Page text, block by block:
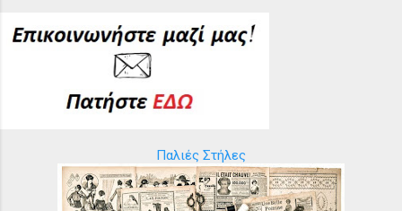
Παλιές Στήλες